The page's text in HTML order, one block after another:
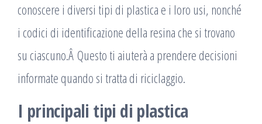
conoscere i diversi tipi di plastica e i loro usi, nonché
i codici di identificazione della resina che si trovano
su ciascuno.Â Questo ti aiuterà a prendere decisioni
informate quando si tratta di riciclaggio.
I principali tipi di plastica